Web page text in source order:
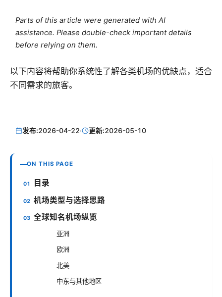
Parts of this article were generated with AI
assistance. Please double-check important details
before relying on them.
以下内容将帮助你系统性了解各类机场的优缺点，适合
不同需求的旅客。
发布:2026-04-22· 更新:2026-05-10
ON THIS PAGE
目录
机场类型与选择思路
全球知名机场纵览
亚洲
欧洲
北美
中东与其他地区